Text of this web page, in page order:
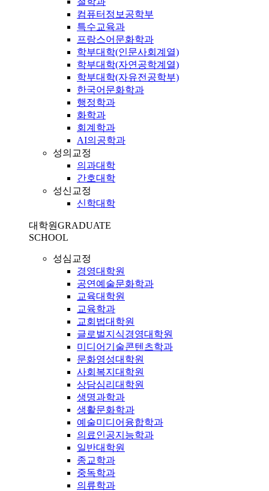
컴퓨터정보공학부
특수교육과
프랑스어문화학과
학부대학(인문사회계열)
학부대학(자연공학계열)
학부대학(자유전공학부)
한국어문화학과
행정학과
화학과
회계학과
AI의공학과
성의교정
의과대학
간호대학
성신교정
신학대학
대학원GRADUATE
SCHOOL
성심교정
경영대학원
공연예술문화학과
교육대학원
교육학과
교회법대학원
글로벌지식경영대학원
미디어기술콘텐츠학과
문화영성대학원
사회복지대학원
상담심리대학원
생명과학과
생활문화학과
예술미디어융합학과
의료인공지능학과
일반대학원
종교학과
중독학과
의류학과